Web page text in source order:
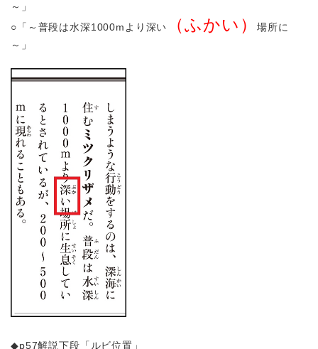
～」
○「～普段は水深1000mより深い
（ふかい）場所に
～」
◆p57解説下段「ルビ位置」